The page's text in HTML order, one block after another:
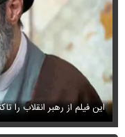
این فیلم از رهبر انقلاب را